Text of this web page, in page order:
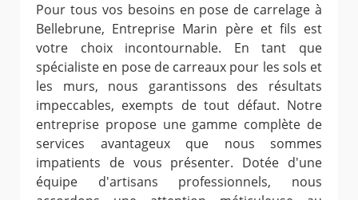
Pour tous vos besoins en pose de carrelage à
Bellebrune, Entreprise Marin père et fils est
votre choix incontournable. En tant que
spécialiste en pose de carreaux pour les sols et
les murs, nous garantissons des résultats
impeccables, exempts de tout défaut. Notre
entreprise propose une gamme complète de
services avantageux que nous sommes
impatients de vous présenter. Dotée d'une
équipe d'artisans professionnels, nous